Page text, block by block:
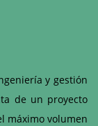
y gestión
de un proyecto
máximo volumen